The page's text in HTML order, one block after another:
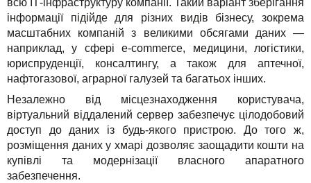
всю ІТ-інфраструктуру компанії. Такий варіант зберігання
інформації підійде для різних видів бізнесу, зокрема
масштабних компаній з великими обсягами даних —
наприклад, у сфері e-commerce, медицини, логістики,
юриспруденції, консалтингу, а також для аптечної,
нафтогазової, аграрної галузей та багатьох інших.
Незалежно від місцезнаходження користувача,
віртуальний віддалений сервер забезпечує цілодобовий
доступ до даних із будь-якого пристрою. До того ж,
розміщення даних у хмарі дозволяє заощадити кошти на
купівлі та модернізації власного апаратного
забезпечення.